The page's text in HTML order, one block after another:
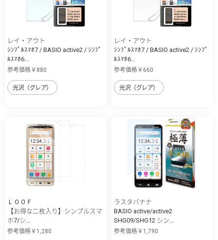
レイ・アウト
ｼﾝﾌﾟﾙｽﾏﾎ7 / BASIO active2 / ｼﾝﾌﾟ
ﾙｽﾏﾎ6...
参考価格￥880
光沢（グレア）
レイ・アウト
ｼﾝﾌﾟﾙｽﾏﾎ7 / BASIO active2 / ｼﾝﾌﾟ
ﾙｽﾏﾎ6...
参考価格￥660
光沢（グレア）
ＬＯＯＦ
【お得な二枚入り】シンプルスマ
ホ7/シ...
参考価格￥1,280
ラスタバナナ
BASIO active/active2
SHG09/SHG12 シン...
参考価格￥1,790